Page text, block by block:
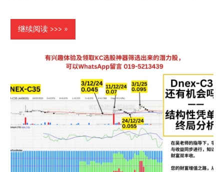
继续阅读 >>>